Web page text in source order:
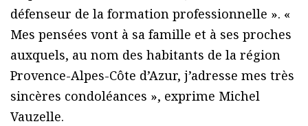
défenseur de la formation professionnelle ». «
Mes pensées vont à sa famille et à ses proches
auxquels, au nom des habitants de la région
Provence-Alpes-Côte d’Azur, j’adresse mes très
sincères condoléances », exprime Michel
Vauzelle.